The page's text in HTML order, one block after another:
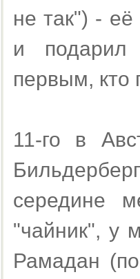
не так") -
и подарил
первым, кто
11-го в
середине
"чайник", у
Рамадан